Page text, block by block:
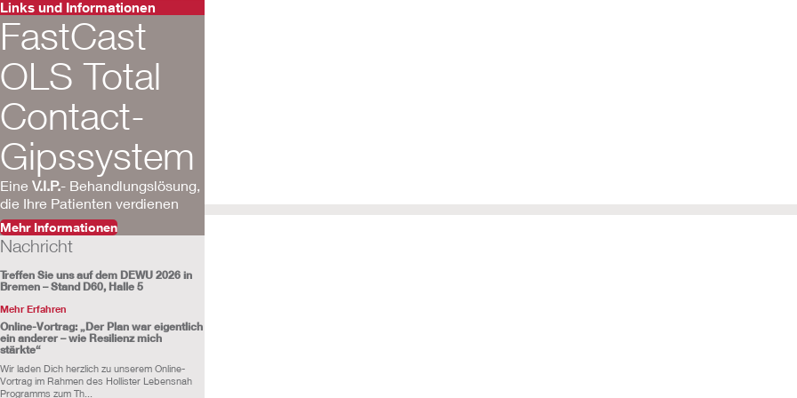
Diabetischer Fußulkus – rechter Fuß dorsal
Ansichtsversion
Wunden an den unteren Extremitäten
Ansichtsversion
Prozessverbesserung: Verbrennungen zweiten Grades mit einem
absorbierenden bakterienhemmenden, mit Methylenblau und
Enzianviolett imprägniertem Schaum behandelt
Visualisierung des Todes von Wunden-Mikroorganismen in einem
Silber-Alginat-Verband
Ansichtsversion
Ergebnisse der klinischen Qualifizierungsstudie
Ansichtsversion
Beobachtung des neuen flexiblen Lipid-Kolloid-Kontaktverbands bei
der lokalen Behandlung der Läsionen einer vererbten Epidermolysis
bullosa
Ansichtsversion
Vorteile eines flexiblen, nicht haftenden Lipid-Kolloid-
in Verbindung mit der Negativdruck-Wundtherapie
Ansichtsversion
Verwendung eines neuen Kontaktverbands zur Behandlung von
Epidermolysis-bullosa-Hautläsionen
Ansichtsversion
Minimierung der Komplikationen während Verbandswechseln eines
doppelschichtigen Hautäquivalents bei der Behandlung venöser
Beingeschwüre
Ansichtsversion
Krankenhausinfektionen an der Eingriffsstelle: Erwägungen zu einer
Beobachtung des neuen flexiblen Lipid-Kolloid-Kontaktverbands bei
der lokalen Behandlung der Läsionen einer vererbten Epidermolysis
bullosa
Ansichtsversion
Bewertung von Wissenserhalt, hochwertigen Patientenergebnissen
Unterstützung der Pflegekräfte in der Wundpflege und
über ein Lernmanagementsystem
Ansichtsversion
Links und Informationen
FastCast
OLS Total
Contact-
Gipssystem
Eine V.I.P.- Behandlungslösung,
die Ihre Patienten verdienen
Mehr Informationen
Nachricht
Treffen Sie uns auf dem DEWU 2026 in
Bremen – Stand D60, Halle 5
Mehr Erfahren
Online-Vortrag: „Der Plan war eigentlich
ein anderer – wie Resilienz mich
stärkte“
Wir laden Dich herzlich zu unserem Online-
Vortrag im Rahmen des Hollister Lebensnah
Programms zum Th...